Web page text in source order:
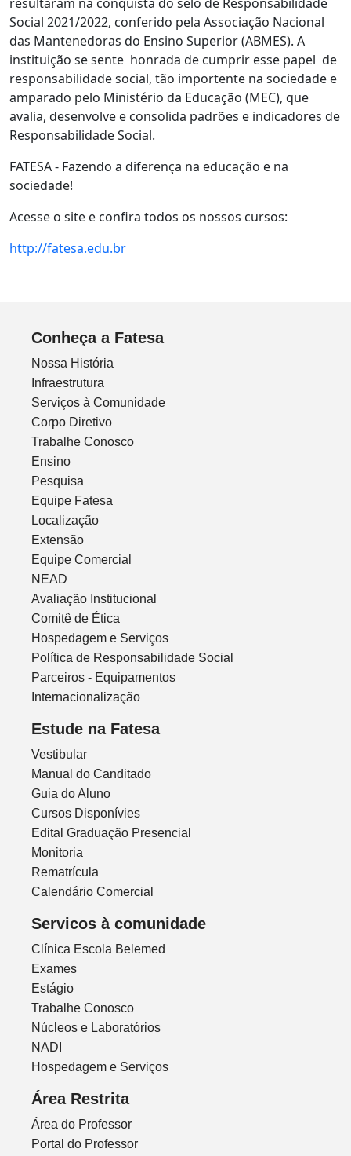
resultaram na conquista do selo de Responsabilidade
Social 2021/2022, conferido pela Associação Nacional
das Mantenedoras do Ensino Superior (ABMES). A
instituição se sente honrada de cumprir esse papel de
responsabilidade social, tão importente na sociedade e
amparado pelo Ministério da Educação (MEC), que
avalia, desenvolve e consolida padrões e indicadores de
Responsabilidade Social.
FATESA - Fazendo a diferença na educação e na
sociedade!
Acesse o site e confira todos os nossos cursos:
http://fatesa.edu.br
Conheça a Fatesa
Nossa História
Infraestrutura
Serviços à Comunidade
Corpo Diretivo
Trabalhe Conosco
Ensino
Pesquisa
Equipe Fatesa
Localização
Extensão
Equipe Comercial
NEAD
Avaliação Institucional
Comitê de Ética
Hospedagem e Serviços
Política de Responsabilidade Social
Parceiros - Equipamentos
Internacionalização
Estude na Fatesa
Vestibular
Manual do Canditado
Guia do Aluno
Cursos Disponívies
Edital Graduação Presencial
Monitoria
Rematrícula
Calendário Comercial
Servicos à comunidade
Clínica Escola Belemed
Exames
Estágio
Trabalhe Conosco
Núcleos e Laboratórios
NADI
Hospedagem e Serviços
Área Restrita
Área do Professor
Portal do Professor